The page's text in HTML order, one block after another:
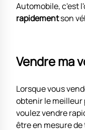
Automobile, c'est
rapidementson
Vendre ma
Lorsque vous
obtenir le meilleur
voulez vendre
être en mesure